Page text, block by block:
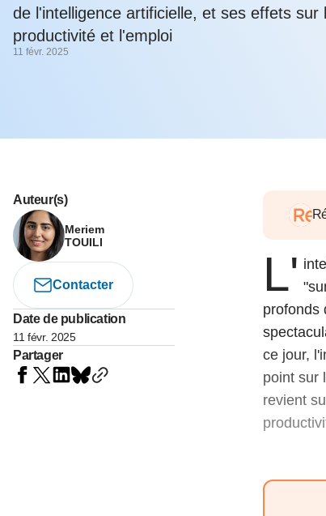
Voir tous les pays
Voir tous les économistes
de l'intelligence artificielle, et ses effets sur
productivité et l'emploi
11 févr. 2025
Auteur(s)
Meriem
TOUILI
Contacter
Date de publication
11 févr. 2025
Partager
L'
profonds
ce jour,
point sur
revient